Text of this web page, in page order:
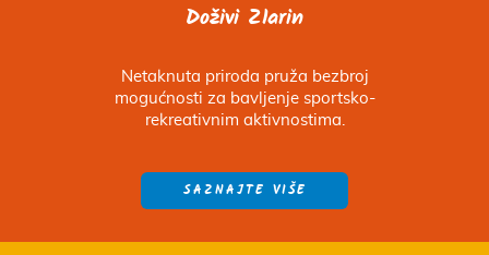
Doživi Zlarin
Netaknuta priroda pruža bezbroj
mogućnosti za bavljenje sportsko-
rekreativnim aktivnostima.
SAZNAJTE VIŠE